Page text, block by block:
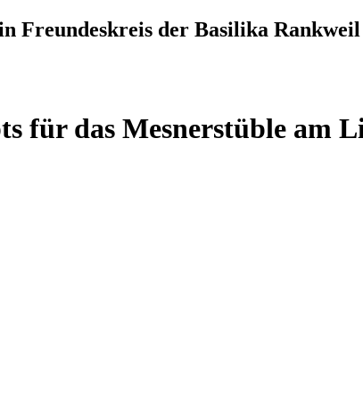
Freundeskreis der Basilika Rankweil
für das Mesnerstüble am